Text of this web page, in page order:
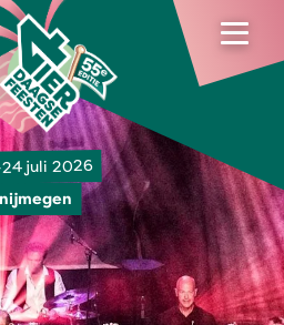
24 juli 2026
nijmegen